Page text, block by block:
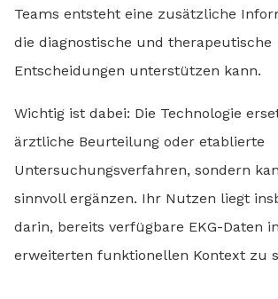
Teams entsteht eine zusätzliche
die diagnostische und therapeutische
Entscheidungen unterstützen kann.
Wichtig ist dabei: Die Technologie
ärztliche Beurteilung oder etablierte
Untersuchungsverfahren, sondern
sinnvoll ergänzen. Ihr Nutzen liegt
darin, bereits verfügbare EKG-Daten
erweiterten funktionellen Kontext zu